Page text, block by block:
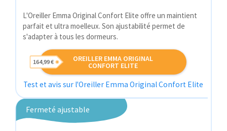
L'Oreiller Emma Original Confort Elite offre un maintient
parfait et ultra moelleux. Son ajustabilité permet de
s'adapter à tous les dormeurs.
OREILLER EMMA ORIGINAL
CONFORT ELITE
164,99 €
Test et avis sur l'Oreiller Emma Original Confort Elite
Fermeté ajustable